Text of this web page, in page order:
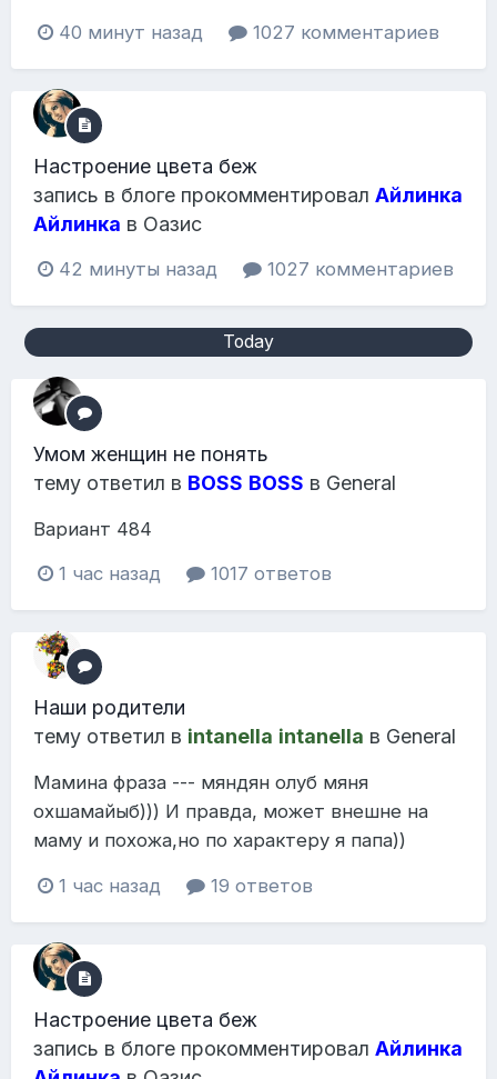
40 минут назад 1027 комментариев
Настроение цвета беж
запись в блоге прокомментировал Айлинка
Айлинка в Оазис
42 минуты назад 1027 комментариев
Today
Умом женщин не понять
тему ответил в BOSS BOSS в General
Вариант 484
1 час назад 1017 ответов
Наши родители
тему ответил в intanella intanella в General
Мамина фраза --- мяндян олуб мяня
охшамайыб))) И правда, может внешне на
маму и похожа,но по характеру я папа))
1 час назад 19 ответов
Настроение цвета беж
запись в блоге прокомментировал Айлинка